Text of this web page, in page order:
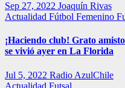
Sep 27, 2022 Joaquín Rivas
Actualidad Fútbol Femenino
¡Haciendo club! Grato
se vivió ayer en La Florida
Jul 5, 2022 Radio AzulChile
Actualidad Futsal